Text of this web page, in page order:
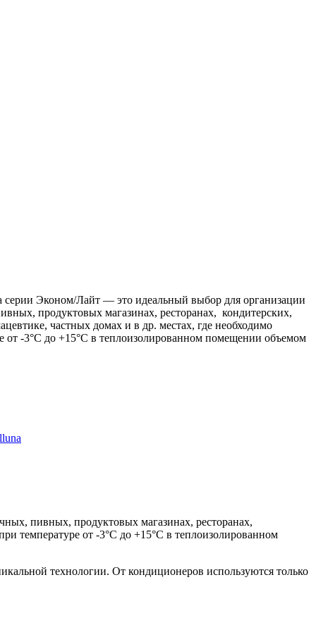
Эконом/Лайт — это идеальный выбор для организации
продуктовых магазинах, ресторанах, кондитерских,
частных домах и в др. местах, где необходимо
от -3°С до +15°С в теплоизолированном помещении объемом
пивных, продуктовых магазинах, ресторанах,
температуре от -3°С до +15°С в теплоизолированном
технологии. От кондиционеров используются только